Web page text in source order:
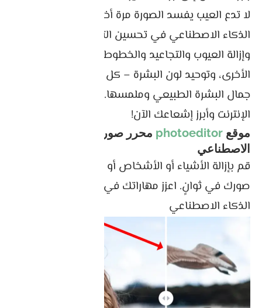
لا تدع العيب يفسد الصورة مرة أخرى. يمكن أن يساعد
الذكاء الاصطناعي في تحسين التعرض وضبط اللون
وإزالة العيوب والتجاعيد والخطوط الدقيقة والعيوب
الأخرى، وتوحيد لون البشرة – كل ذلك دون التأثير على
جمال البشرة الطبيعي وملمسها. صورة سلسة على
الإنترنت وأبرز إشعاعك الآن!
موقع photoeditor محرر صور بالذكاء
الاصطناعي
قم بإزالة الأشياء أو الأشخاص أو العيوب أو النص من
صورك في ثوانٍ. اعزز مهاراتك في التصميم باستخدام
الذكاء الاصطناعي